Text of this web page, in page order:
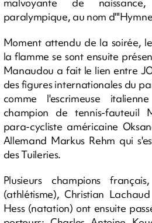
paralympique, au nom
Moment attendu de la soirée,
la flamme se sont ensuite
Manaudou a fait le lien entre
des figures internationales du
comme l'escrimeuse
champion de tennis-fauteuil
para-cycliste américaine
Allemand Markus Rehm qui
des Tuileries.
Plusieurs champions
(athlétisme), Christian
Hess (natation) ont ensuite